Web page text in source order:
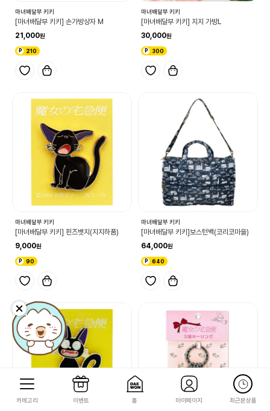
마녀배달부 키키
[마녀배달부 키키] 손가방상자 M
21,000
210
마녀배달부 키키
[마녀배달부 키키] 지지 가방L
30,000
300
마녀배달부 키키
[마녀배달부 키키] 핀즈뱃지(지지하품)
9,000
90
마녀배달부 키키
[마녀배달부 키키]보스턴백(코리코마을)
64,000
640
카테고리 이벤트 홈 마이페이지 최근본상품